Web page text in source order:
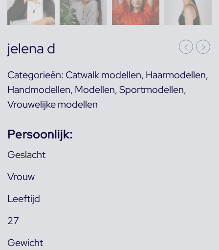
jelena d
Categorieën: Catwalk modellen, Haarmodellen,
Handmodellen, Modellen,Sportmodellen,
Vrouwelijke modellen
Persoonlijk:
Geslacht
Vrouw
Leeftijd
27
Gewicht